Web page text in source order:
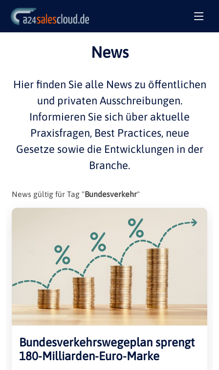
News
Hier finden Sie alle Newszu öffentlichen
und privaten Ausschreibungen.
Informieren Sie sich über aktuelle
Praxisfragen, Best Practices, neue
Gesetze sowie die Entwicklungen in der
Branche.
News gültig für Tag "Bundesverkehr"
Bundesverkehrswegeplan sprengt
180-Milliarden-Euro-Marke